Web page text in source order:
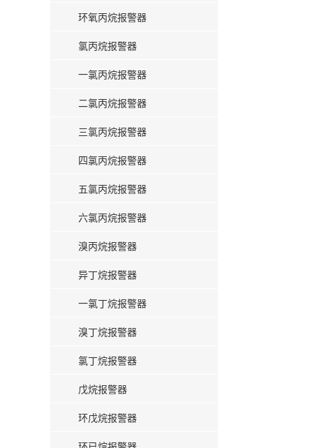
环氧丙烷报警器
氯丙烷报警器
一氯丙烷报警器
二氯丙烷报警器
三氯丙烷报警器
四氯丙烷报警器
五氯丙烷报警器
六氯丙烷报警器
溴丙烷报警器
异丁烷报警器
一氯丁烷报警器
溴丁烷报警器
氯丁烷报警器
戊烷报警器
环戊烷报警器